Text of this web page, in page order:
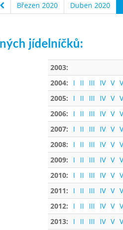
Březen 2020 Duben 2020
jídelníčků:
2003:
2004:
I II III IV V
2005:
I II III IV V
2006:
I II III IV V
2007:
I II III IV V
2008:
I II III IV V
2009:
I II III IV V
2010:
I II III IV V
2011:
I II III IV V
2012:
I II III IV V
2013:
I II III IV V